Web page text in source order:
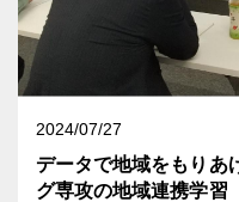
2024/07/27
データで地域をもりあ
グ専攻の地域連携学習